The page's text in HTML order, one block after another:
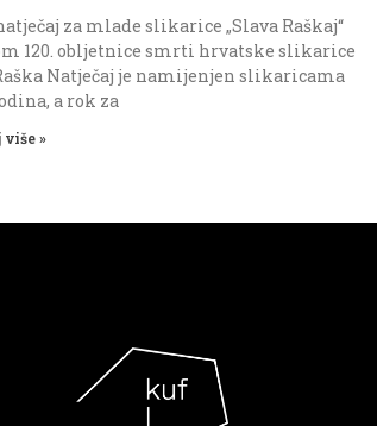
za mlade slikarice „Slava Raškaj“
120. obljetnice smrti hrvatske slikarice
Natječaj je namijenjen slikaricama
a rok za
»